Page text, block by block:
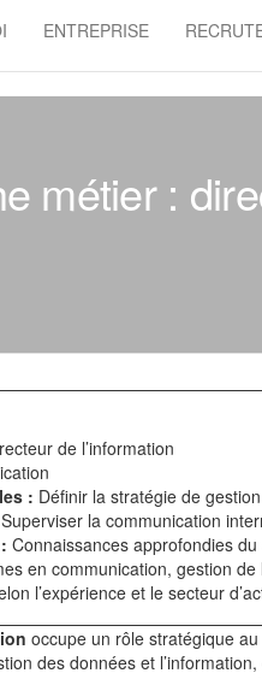
ENTREPRISE
métier :
de l’information
: Définir la stratégie de
Superviser la communication
Connaissances approfondies
en communication, gestion
l’expérience et le secteur
occupe un rôle stratégique
des données et